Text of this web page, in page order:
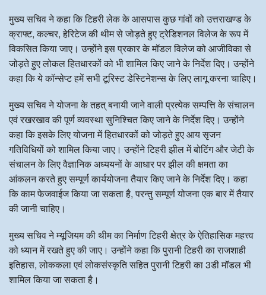
मुख्य सचिव ने कहा कि टिहरी लेक के आसपास कुछ गांवों को उत्तराखण्ड के
क्राफ्ट, कल्चर, हेरिटेज की थीम से जोड़ते हुए ट्रेडिशनल विलेज के रूप में
विकसित किया जाए। उन्होंने इस प्रकार के मॉडल विलेज को आजीविका से
जोड़ते हुए लोकल हितधारकों को भी शामिल किए जाने के निर्देश दिए। उन्होंने
कहा कि ये कॉन्सेप्ट हमें सभी टूरिस्ट डेस्टिनेशन्स के लिए लागू करना चाहिए।
मुख्य सचिव ने योजना के तहत् बनायी जाने वाली प्रत्येक सम्पत्ति के संचालन
एवं रखरखाव की पूर्ण व्यवस्था सुनिश्चित किए जाने के निर्देश दिए। उन्होंने
कहा कि इसके लिए योजना में हितधारकों को जोड़ते हुए आय सृजन
गतिविधियों को शामिल किया जाए। उन्होंने टिहरी झील में बोटिंग और जेटी के
संचालन के लिए वैज्ञानिक अध्ययनों के आधार पर झील की क्षमता का
आंकलन करते हुए सम्पूर्ण कार्ययोजना तैयार किए जाने के निर्देश दिए। कहा
कि काम फेजवाईज किया जा सकता है, परन्तु सम्पूर्ण योजना एक बार में तैयार
की जानी चाहिए।
मुख्य सचिव ने म्यूजियम की थीम का निर्माण टिहरी क्षेत्र के ऐतिहासिक महत्त्व
को ध्यान में रखते हुए की जाए। उन्होंने कहा कि पुरानी टिहरी का राजशाही
इतिहास, लोककला एवं लोकसंस्कृति सहित पुरानी टिहरी का 3डी मॉडल भी
शामिल किया जा सकता है।